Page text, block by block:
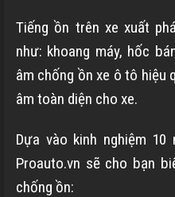
Tiếng ồn trên xe xuất
như: khoang máy, hốc
âm chống ồn xe ô tô hiệu
âm toàn diện cho xe.
Dựa vào kinh nghiệm
Proauto.vn sẽ cho bạn
chống ồn: